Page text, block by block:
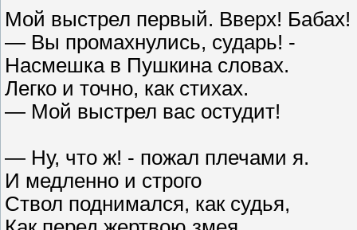
Мой выстрел первый. Вверх! Бабах!
— Вы промахнулись, сударь! -
Насмешка в Пушкина словах.
Легко и точно, как стихах.
— Мой выстрел вас остудит!
— Ну, что ж! - пожал плечами я.
И медленно и строго
Ствол поднимался, как судья,